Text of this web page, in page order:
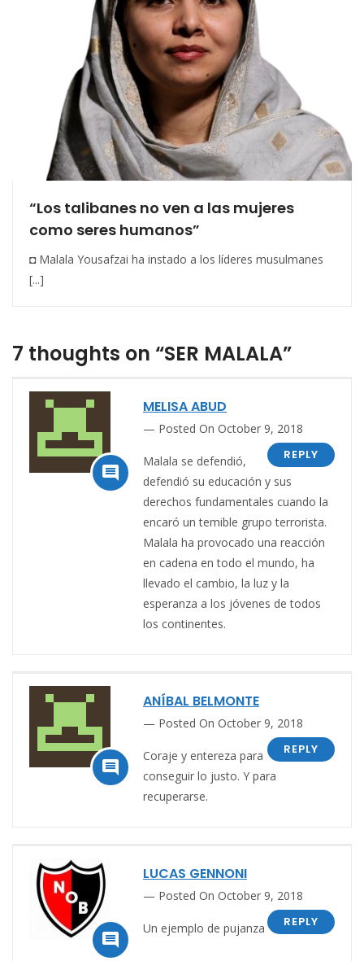
“Los talibanes no ven a las mujeres
como seres humanos”
◘ Malala Yousafzai ha instado a los líderes musulmanes
[...]
7 thoughts on “SER MALALA”

MELISA ABUD
Posted On October 9, 2018
REPLY
Malala se defendió,
defendió su educación y sus
derechos fundamentales cuando la
encaró un temible grupo terrorista.
Malala ha provocado una reacción
en cadena en todo el mundo, ha
llevado el cambio, la luz y la
esperanza a los jóvenes de todos
los continentes.

ANÍBAL BELMONTE
Posted On October 9, 2018
REPLY
Coraje y entereza para
conseguir lo justo. Y para
recuperarse.

LUCAS GENNONI
Posted On October 9, 2018
REPLY
Un ejemplo de pujanza